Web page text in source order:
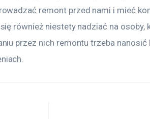
remont przed nami i mieć
również niestety nadziać na osoby,
przez nich remontu trzeba nanosić